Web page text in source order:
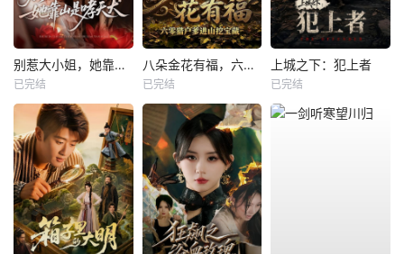
别惹大小姐，她靠山是哮天犬
已完结
八朵金花有福，六零猎户爹进山挖宝藏
已完结
上城之下：犯上者
已完结